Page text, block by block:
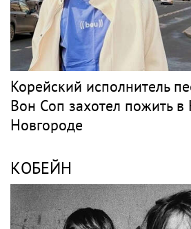
Корейский исполнитель
Вон Соп захотел пожить
Новгороде
КОБЕЙН